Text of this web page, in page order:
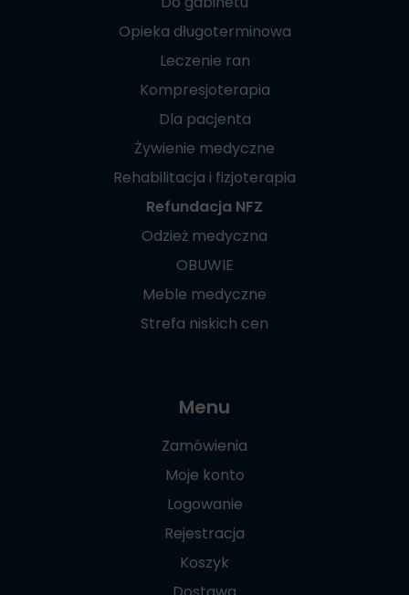
Opieka długoterminowa
Leczenie ran
Kompresjoterapia
Dla pacjenta
Żywienie medyczne
Rehabilitacja i fizjoterapia
Refundacja NFZ
Odzież medyczna
OBUWIE
Meble medyczne
Strefa niskich cen
Menu
Zamówienia
Moje konto
Logowanie
Rejestracja
Koszyk